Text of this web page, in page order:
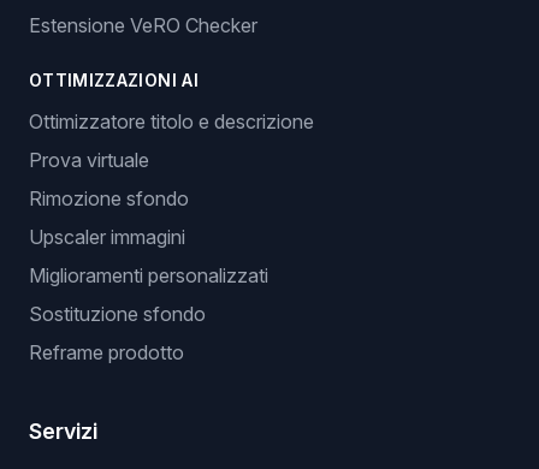
Estensione VeRO Checker
OTTIMIZZAZIONI AI
Ottimizzatore titolo e descrizione
Prova virtuale
Rimozione sfondo
Upscaler immagini
Miglioramenti personalizzati
Sostituzione sfondo
Reframe prodotto
Servizi